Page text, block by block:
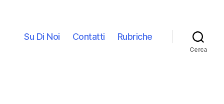
Su Di Noi Contatti Rubriche
Cerca